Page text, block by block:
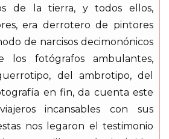
de la tierra, y todos ellos,
era derrotero de pintores
de narcisos decimonónicos
los fotógrafos ambulantes,
del ambrotipo, del
en fin, da cuenta este
incansables con sus
nos legaron el testimonio